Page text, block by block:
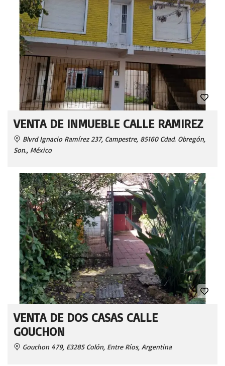
VENTA DE INMUEBLE CALLE RAMIREZ
Blvrd Ignacio Ramírez 237, Campestre, 85160 Cdad. Obregón,
Son., México
VENTA DE DOS CASAS CALLE
GOUCHON
Gouchon 479, E3285 Colón, Entre Ríos, Argentina